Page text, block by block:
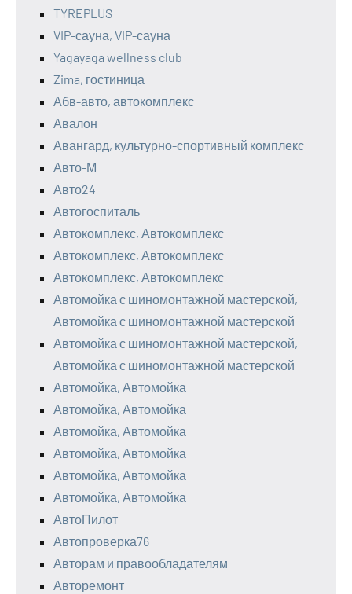
TYREPLUS
VIP-сауна, VIP-сауна
Yagayaga wellness club
Zima, гостиница
Абв-авто, автокомплекс
Авалон
Авангард, культурно-спортивный комплекс
Авто-М
Авто24
Автогоспиталь
Автокомплекс, Автокомплекс
Автокомплекс, Автокомплекс
Автокомплекс, Автокомплекс
Автомойка с шиномонтажной мастерской,
Автомойка с шиномонтажной мастерской
Автомойка с шиномонтажной мастерской,
Автомойка с шиномонтажной мастерской
Автомойка, Автомойка
Автомойка, Автомойка
Автомойка, Автомойка
Автомойка, Автомойка
Автомойка, Автомойка
Автомойка, Автомойка
АвтоПилот
Автопроверка76
Авторам и правообладателям
Авторемонт